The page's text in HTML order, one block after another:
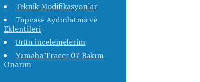
Teknik Modifikasyonlar
Topcase Aydınlatma ve
Eklentileri
Ürün incelemelerim
Yamaha Tracer 07 Bakım
Onarım